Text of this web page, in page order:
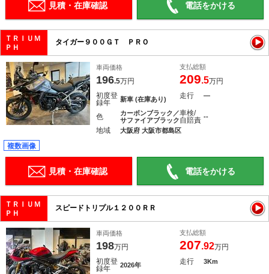
見積・在庫確認 電話をかける
ＴＲＩＵＭ
ＰＨ
タイガー９００ＧＴ ＰＲＯ
車両価格
196.5万円
支払総額
209.5万円
初度登
録年
新車 (在庫あり) 走行 ―
色
カーボンブラック／
サファイアブラック
車検/
自賠責 --
地域 大阪府 大阪市都島区
複数画像
見積・在庫確認 電話をかける
ＴＲＩＵＭ
ＰＨ
スピードトリプル１２００ＲＲ
車両価格
198万円
支払総額
207.92万円
初度登
録年
2026年 走行 3Km